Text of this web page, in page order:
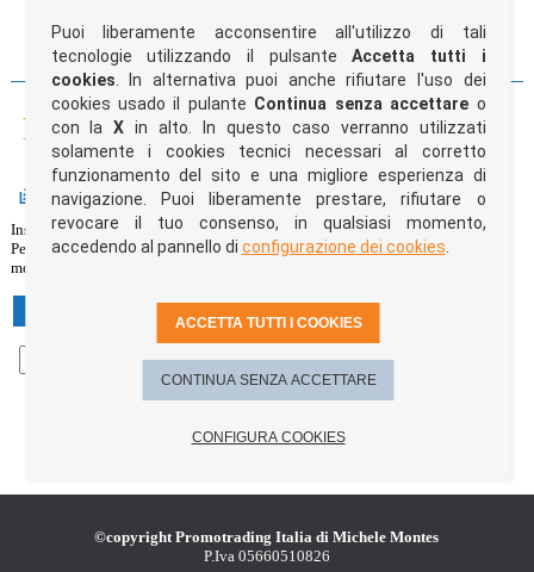
CONDIVIDI SU:
Personalizza e acquista il prodotto
Quantità e colori
Inserisci il quantitativo per ogni colore nelle caselle di testo sottostanti.
Per ogni modifica effettuata il box blu "Riepilogo preventivo" sulla destra
mostrerà costantemente l'ammontare della tua spesa per l'articolo selezionato.
step 1 di 6
©copyright Promotrading Italia di Michele Montes
P.Iva 05660510826
Puoi liberamente acconsentire all'utilizzo di tali
tecnologie utilizzando il pulsanteAccetta tutti i
cookies . In alternativa puoi anche rifiutare l'uso dei
cookies usado il pulante Continua senza accettare o
con laX in alto. In questo caso verranno utilizzati
solamente i cookies tecnici necessari al corretto
funzionamento del sito e una migliore esperienza di
navigazione. Puoi liberamente prestare, rifiutare o
revocare il tuo consenso, in qualsiasi momento,
accedendo al pannello di configurazione dei cookies
CONFIGURA COOKIES
CONTINUA SENZA ACCETTARE
ACCETTA TUTTI I COOKIES